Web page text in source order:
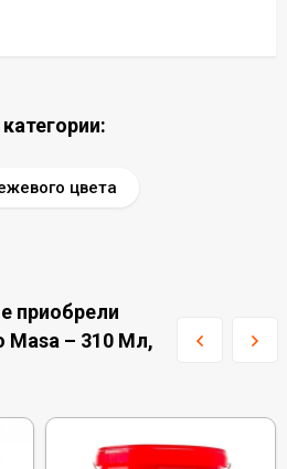
цвета
приобрели
Masa – 310 Мл,